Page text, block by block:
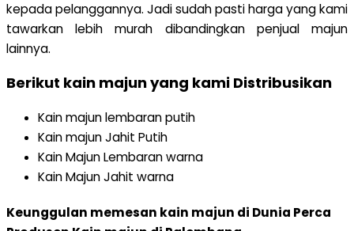
kepada pelanggannya. Jadi sudah pasti harga yang kami
tawarkan lebih murah dibandingkan penjual majun
lainnya.
Berikut kain majun yang kami Distribusikan
Kain majun lembaran putih
Kain majun Jahit Putih
Kain Majun Lembaran warna
Kain Majun Jahit warna
Keunggulan memesan kain majun di Dunia Perca